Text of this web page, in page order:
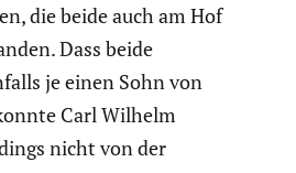
die beide auch am Hof
Dass beide
je einen Sohn von
Carl Wilhelm
nicht von der